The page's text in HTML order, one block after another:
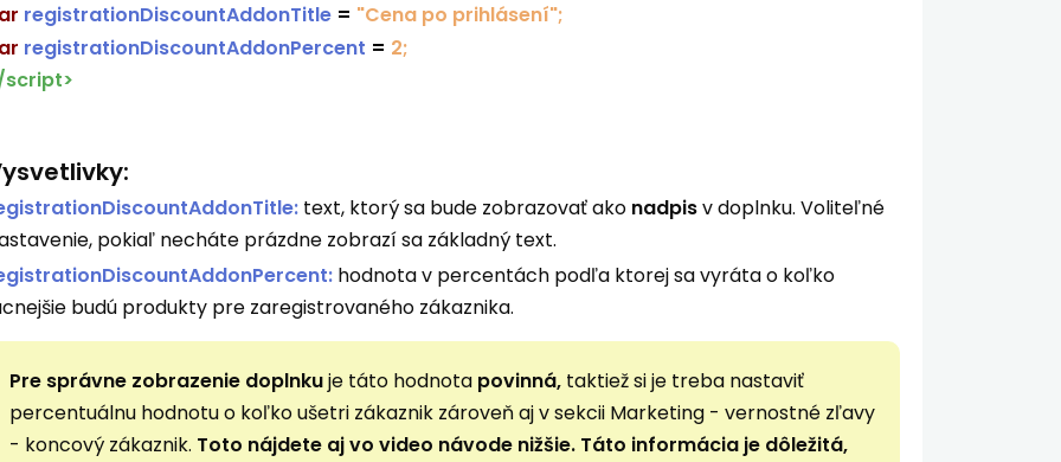
registrationDiscountAddonTitle = "Cena po prihlásení";
registrationDiscountAddonPercent = 2;
script>
text, ktorý sa bude zobrazovať ako nadpisv doplnku. Voliteľné
pokiaľ necháte prázdne zobrazí sa základný text.
hodnota v percentách podľa ktorej sa vyráta o koľko
budú produkty pre zaregistrovaného zákaznika.
Pre správne zobrazenie doplnkuje táto hodnota povinná, taktiež si je treba nastaviť
percentuálnu hodnotu o koľko ušetri zákaznik zároveň aj v sekcii Marketing - vernostné zľavy
- koncový zákaznik. Toto nájdete aj vo video návode nižšie. Táto informácia je dôležitá,